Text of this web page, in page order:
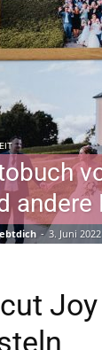
andere
- 3. Juni 2022